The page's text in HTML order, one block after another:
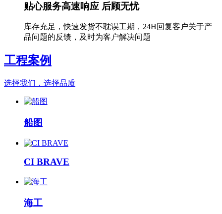
贴心服务高速响应 后顾无忧
库存充足，快速发货不耽误工期，24H回复客户关于产
品问题的反馈，及时为客户解决问题
工程案例
选择我们，选择品质
船图
CI BRAVE
海工